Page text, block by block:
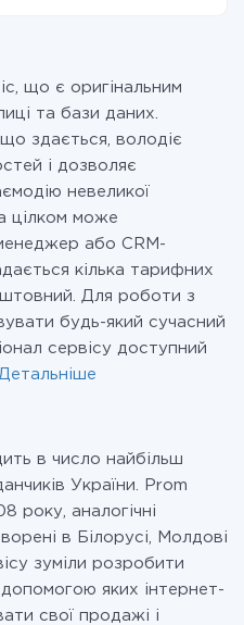
про
що є оригінальним
та бази даних.
здається, володіє
і дозволяє
невеликої
цілком може
або CRM-
кілька тарифних
Для роботи з
будь-який сучасний
сервісу доступний
Детальніше
в число найбільш
України. Prom
року, аналогічні
в Білорусі, Молдові
зуміли розробити
допомогою яких інтернет-
свої продажі і